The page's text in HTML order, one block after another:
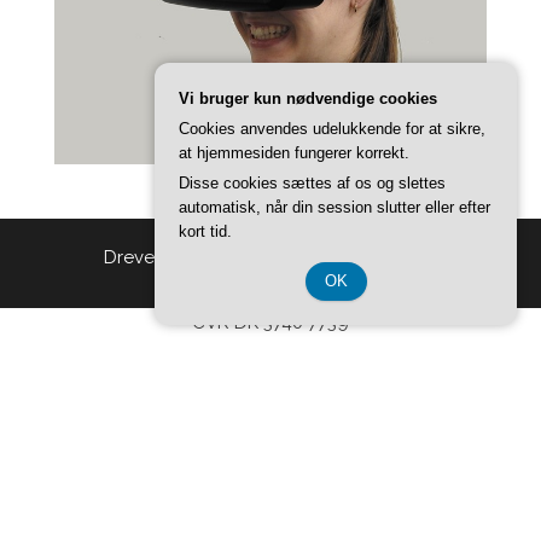
Drevet af Tema:Head Blog
CVR DK 3740 7739
Vi bruger kun nødvendige cookies
Cookies anvendes udelukkende for at sikre,
at hjemmesiden fungerer korrekt.
Disse cookies sættes af os og slettes
automatisk, når din session slutter eller efter
kort tid.
OK